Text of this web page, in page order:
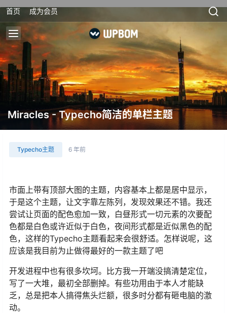
首页 成为会员
Miracles - Typecho简洁的单栏主题
Typecho主题 6 年前
市面上带有顶部大图的主题，内容基本上都是居中显示，
于是这个主题，让文字靠左陈列，发现效果还不错。我还
尝试让页面的配色愈加一致，白昼形式一切元素的次要配
色都是白色或许近似于白色，夜间形式都是近似黑色的配
色，这样的Typecho主题看起来会很舒适。怎样说呢，这
应该是我目前为止做得最好的一款主题了吧
开发进程中也有很多坎坷。比方我一开端没搞清楚定位，
写了一大堆，最初全部删掉。有些功用由于本人才能缺
乏，总是把本人搞得焦头烂额，很多时分都有砸电脑的激
动。